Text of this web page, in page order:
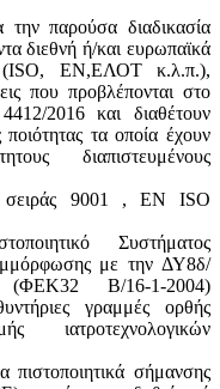
την παρούσα διαδικασία
διεθνή ή/και ευρωπαϊκά
(ISO, ΕΝ,ΕΛΟΤ κ.λ.π.),
που προβλέπονται στο
2016 και διαθέτουν
ποιότητας τα οποία έχουν
διαπιστευμένους
σειράς 9001 , ΕΝ ISO
Συστήματος
με την ΔΥ8δ/
(ΦΕΚ32 Β/16-1-2004)
γραμμές ορθής
ιατροτεχνολογικών
πιστοποιητικά σήμανσης